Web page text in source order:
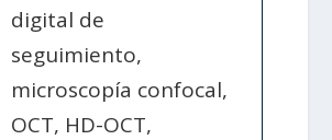
digital de
seguimiento,
microscopía confocal,
OCT, HD-OCT,